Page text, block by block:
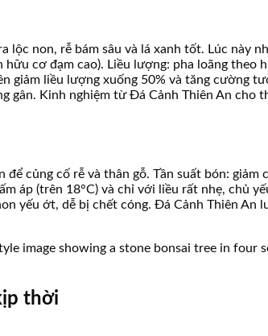
lộc non, rễ bám sâu và lá xanh tốt. Lúc này
cơ đạm cao). Liều lượng: pha loãng theo
giảm liều lượng xuống 50% và tăng cường
gân. Kinh nghiệm từ Đá Cảnh Thiên An cho
củng cố rễ và thân gỗ. Tần suất bón:
áp (trên 18°C) và chỉ với liều rất nhẹ, chủ
yếu ớt, dễ bị chết cóng. Đá Cảnh Thiên An
thời